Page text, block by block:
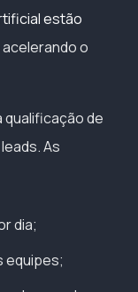
estão
o
qualificação de
As
dia;
equipes;